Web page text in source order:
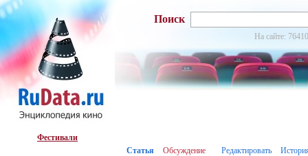
Фестивали
Поиск
На сайте:
Статья Обсуждение Редактировать